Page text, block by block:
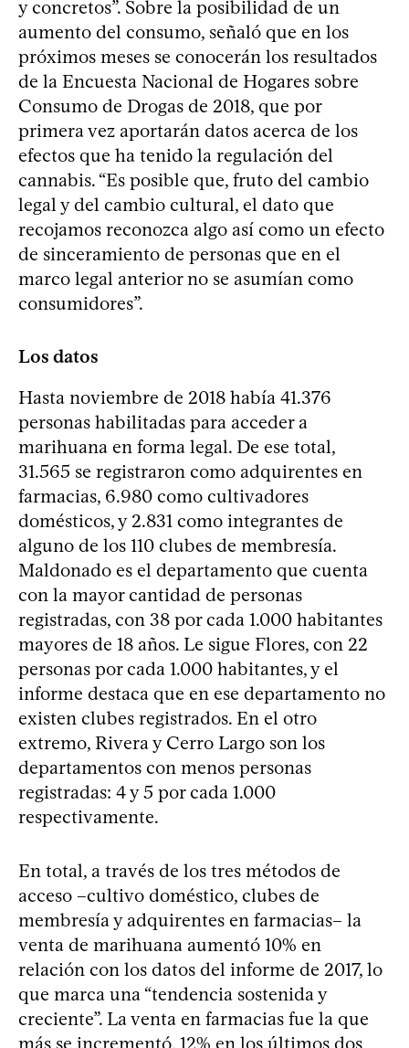
y concretos”. Sobre la posibilidad de un
aumento del consumo, señaló que en los
próximos meses se conocerán los resultados
de la Encuesta Nacional de Hogares sobre
Consumo de Drogas de 2018, que por
primera vez aportarán datos acerca de los
efectos que ha tenido la regulación del
cannabis. “Es posible que, fruto del cambio
legal y del cambio cultural, el dato que
recojamos reconozca algo así como un efecto
de sinceramiento de personas que en el
marco legal anterior no se asumían como
consumidores”.
Los datos
Hasta noviembre de 2018 había 41.376
personas habilitadas para acceder a
marihuana en forma legal. De ese total,
31.565 se registraron como adquirentes en
farmacias, 6.980 como cultivadores
domésticos, y 2.831 como integrantes de
alguno de los 110 clubes de membresía.
Maldonado es el departamento que cuenta
con la mayor cantidad de personas
registradas, con 38 por cada 1.000 habitantes
mayores de 18 años. Le sigue Flores, con 22
personas por cada 1.000 habitantes, y el
informe destaca que en ese departamento no
existen clubes registrados. En el otro
extremo, Rivera y Cerro Largo son los
departamentos con menos personas
registradas: 4 y 5 por cada 1.000
respectivamente.
En total, a través de los tres métodos de
acceso –cultivo doméstico, clubes de
membresía y adquirentes en farmacias– la
venta de marihuana aumentó 10% en
relación con los datos del informe de 2017, lo
que marca una “tendencia sostenida y
creciente”. La venta en farmacias fue la que
más se incrementó, 12% en los últimos dos